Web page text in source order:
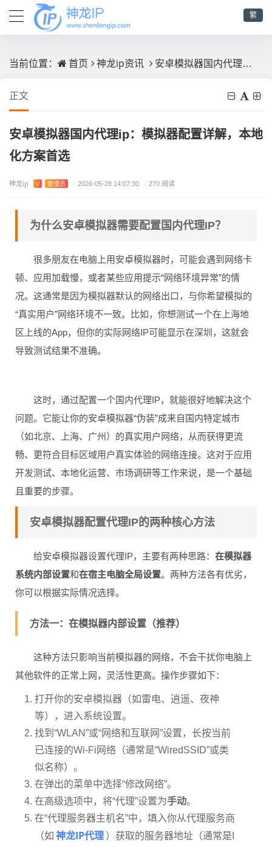
繁
当前位置： 首页 神龙ip资讯 安卓模拟器国内代理ip：模拟器配置详解，本地化方案首选
正文
安卓模拟器国内代理ip：模拟器配置详解，本地
化方案首选
神龙ip V 管理员 / 2026-05-28 14:07:30 / 270 阅读
为什么安卓模拟器需要配置国内代理IP？
很多朋友在电脑上用安卓模拟器时，可能会遇到网络卡
顿、应用加载慢，或者某些应用提示“网络环境异常”的情
况。这通常是因为模拟器默认的网络出口，与你希望模拟的
“真实用户”网络环境不一致。比如，你想测试一个在上海地
区上线的App，但你的实际网络IP可能显示在深圳，这就会
导致测试结果不准确。
这时，通过配置一个国内代理IP，就能很好地解决这个
问题。它能让你的安卓模拟器“伪装”成来自国内特定城市
（如北京、上海、广州）的真实用户网络，从而获得更流
畅、更符合目标区域用户真实体验的网络连接。这对于应用
开发测试、本地化运营、市场调研等工作来说，是一个基础
且重要的步骤。
安卓模拟器配置代理IP的两种核心方法
给安卓模拟器设置代理IP，主要有两种思路： 在模拟器
系统内部设置和在宿主电脑全局设置。两种方法各有优劣，
你可以根据实际情况选择。
方法一：在模拟器内部设置（推荐）
这种方法只影响当前模拟器的网络，不会干扰你电脑上
其他软件的正常上网，灵活性更高。操作步骤如下：
打开你的安卓模拟器（如雷电、逍遥、夜神
等），进入系统设置。
找到“WLAN”或“网络和互联网”设置，长按当前
已连接的Wi-Fi网络（通常是“WiredSSID”或类
似名称）。
在弹出的菜单中选择“修改网络”。
在高级选项中，将“代理”设置为手动。
在“代理服务器主机名”中，填入你从代理服务商
（如 神龙IP代理 ）获取的服务器地址（通常是I